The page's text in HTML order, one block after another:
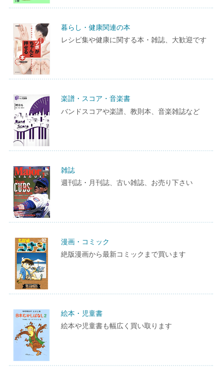
暮らし・健康関連の本
レシピ集や健康に関する本・雑誌、大歓迎です
楽譜・スコア・音楽書
バンドスコアや楽譜、教則本、音楽雑誌など
雑誌
週刊誌・月刊誌、古い雑誌、お売り下さい
漫画・コミック
絶版漫画から最新コミックまで買います
絵本・児童書
絵本や児童書も幅広く買い取ります